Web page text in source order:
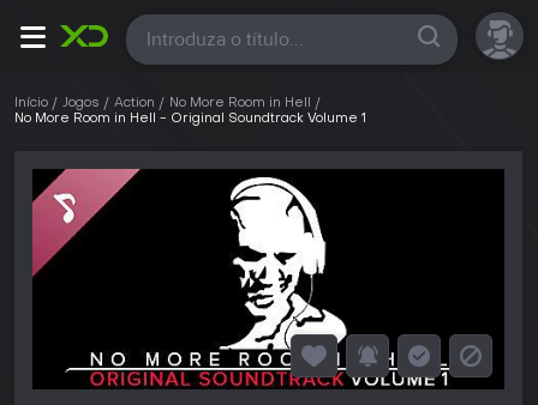
Todas
Início Jogos Action
No More Room in Hell
No More Room in Hell - Original Soundtrack Volume 1